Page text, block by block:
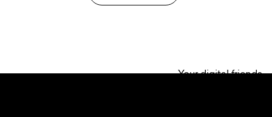
Your digital friends